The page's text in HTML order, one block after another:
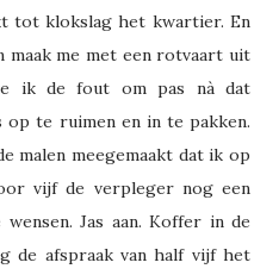
tot klokslag het kwartier. En
maak me met een rotvaart uit
ik de fout om pas nà dat
op te ruimen en in te pakken.
malen meegemaakt dat ik op
vijf de verpleger nog een
Jas aan. Koffer in de
de afspraak van half vijf het